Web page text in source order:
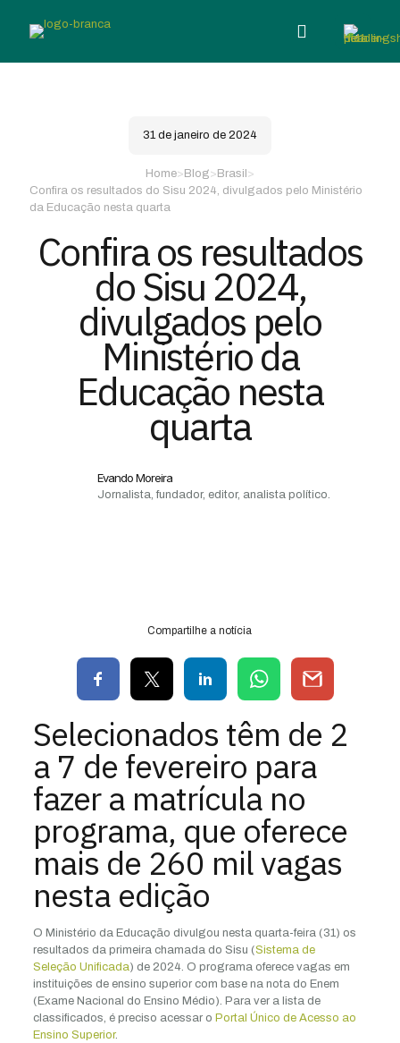
31 de janeiro de 2024
Home> Blog> Brasil >
Confira os resultados do Sisu 2024, divulgados pelo Ministério
da Educação nesta quarta
Confira os resultados
do Sisu 2024,
divulgados pelo
Ministério da
Educação nesta
quarta
Evando Moreira
Jornalista, fundador, editor, analista político.
Compartilhe a notícia
Selecionados têm de 2
a 7 de fevereiro para
fazer a matrícula no
programa, que oferece
mais de 260 mil vagas
nesta edição
O Ministério da Educação divulgou nesta quarta-feira (31) os
resultados da primeira chamada do Sisu (Sistema de
Seleção Unificada) de 2024. O programa oferece vagas em
instituições de ensino superior com base na nota do Enem
(Exame Nacional do Ensino Médio). Para ver a lista de
classificados, é preciso acessar o Portal Único de Acesso ao
Ensino Superior.